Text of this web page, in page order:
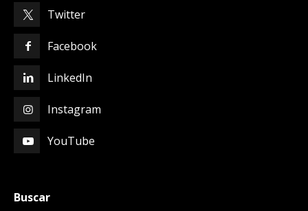
Twitter
Facebook
LinkedIn
Instagram
YouTube
Buscar